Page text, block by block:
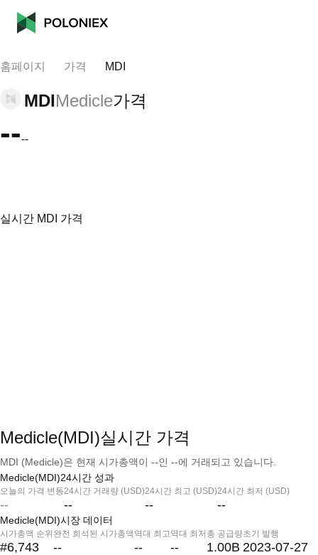
홈페이지 가격 MDI
MDIMedicle가격
----
실시간 MDI 가격
Medicle(MDI)실시간 가격
MDI (Medicle)은 현재 시가총액이 --인 --에 거래되고 있습니다.
Medicle(MDI)24시간 성과
오늘의 가격 변동
--
24시간 거래량 (USD)
--
24시간 최고 (USD)
--
24시간 최저 (USD)
--
Medicle(MDI)시장 데이터
시가총액 순위
#6,743
완전 희석된 시가총액
--
역대 최고
--
역대 최저
--
총 공급량
1.00B
초기 발행
2023-07-27